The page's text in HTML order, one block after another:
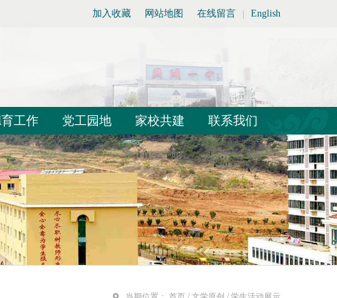
加入收藏 网站地图 在线留言 English
工作 党工园地 家校共建 联系我们